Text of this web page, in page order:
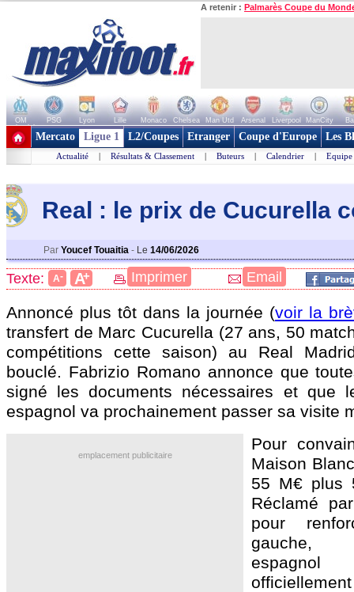
A retenir : Palmarès Coupe du
OM PSG Lyon Lille Monaco Chelsea Man Utd Arsenal Liverpool ManCity
+ de clubs
Mercato Ligue 1 L2/Coupes Etranger Coupe d'Europe Les
Actualité | Résultats & Classement | Buteurs | Calendrier | Equipe
Real : le prix de Cucurella
Par Youcef Touaitia - Le 14/06/2026
Texte: A- A+ Imprimer Email
Annoncé plus tôt dans la journée (voir la
transfert de Marc Cucurella(27 ans, 50
compétitions cette saison) au Real
bouclé. Fabrizio Romano annonce que
signé les documents nécessaires et que
espagnol va prochainement passer sa visite
emplacement publicitaire
Pour
Maison
55 M€ plus
Réclamé
pour
gauche,